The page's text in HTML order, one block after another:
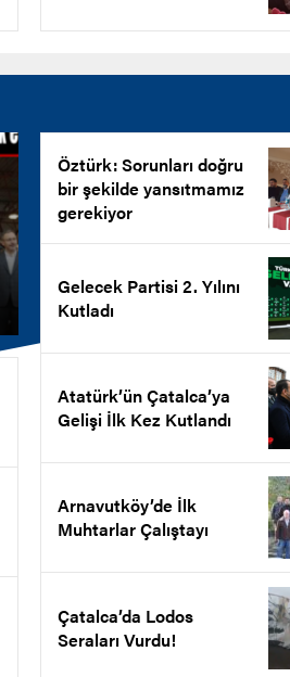
Öztürk: Sorunları doğru
bir şekilde yansıtmamız
gerekiyor
Gelecek Partisi 2. Yılını
Kutladı
Atatürk’ün Çatalca’ya
Gelişi İlk Kez Kutlandı
Arnavutköy’de İlk
Muhtarlar Çalıştayı
Çatalca’da Lodos
Seraları Vurdu!